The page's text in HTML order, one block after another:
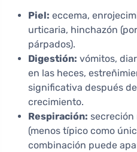
Piel: eccema,
urticaria, hinchazón
párpados).
Digestión: vómitos,
en las heces,
significativa después
crecimiento.
Respiración: secreción
(menos típico como
combinación puede